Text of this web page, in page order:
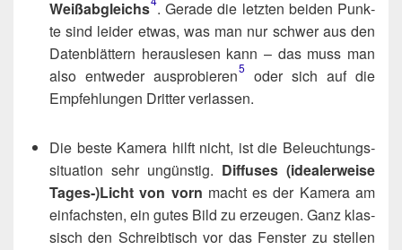
Weißabgleichs . Gera­de die letz­ten bei­den Punk­
te sind lei­der etwas, was man nur schwer aus den
Daten­blät­tern her­aus­le­sen kann – das muss man
also ent­we­der ausprobieren​5
oder sich auf die
Emp­feh­lun­gen Drit­ter verlassen.
Die bes­te Kame­ra hilft nicht, ist die Beleuch­tungs­
si­tua­ti­on sehr ungüns­tig. Dif­fu­ses (idea­ler­wei­se
Tages‑)​Licht von vorn macht es der Kame­ra am
ein­fachs­ten, ein gutes Bild zu erzeu­gen. Ganz klas­
sisch den Schreib­tisch vor das Fens­ter zu stel­len